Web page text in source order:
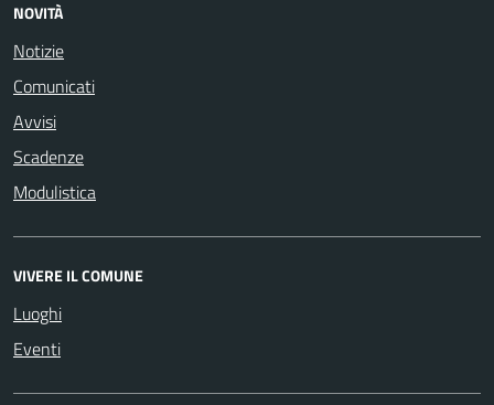
NOVITÀ
Notizie
Comunicati
Avvisi
Scadenze
Modulistica
VIVERE IL COMUNE
Luoghi
Eventi